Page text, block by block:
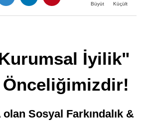
Büyüt Küçült
İyilik"
olan Sosyal Farkındalık &